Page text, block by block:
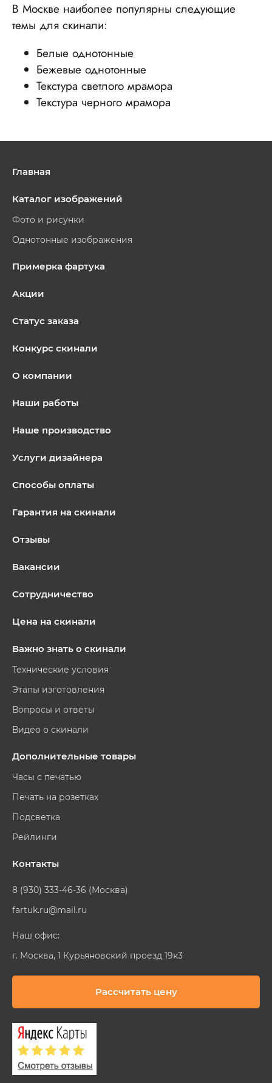
В Москве наиболее популярны следующие
темы для скинали:
Белые однотонные
Бежевые однотонные
Текстура светлого мрамора
Текстура черного мрамора
Главная
Каталог изображений
Фото и рисунки
Однотонные изображения
Примерка фартука
Акции
Статус заказа
Конкурс скинали
О компании
Наши работы
Наше производство
Услуги дизайнера
Способы оплаты
Гарантия на скинали
Отзывы
Вакансии
Сотрудничество
Цена на скинали
Важно знать о скинали
Технические условия
Этапы изготовления
Вопросы и ответы
Видео о скинали
Дополнительные товары
Часы с печатью
Печать на розетках
Подсветка
Рейлинги
Контакты
8 (930) 333-46-36 (Москва)
fartuk.ru@mail.ru
Наш офис:
г. Москва, 1 Курьяновский проезд 19к3
Рассчитать цену